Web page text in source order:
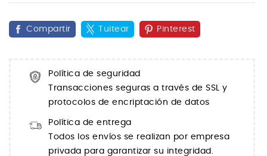
Compartir Tuitear Pinterest
Política de seguridad
Transacciones seguras a través de SSL y
protocolos de encriptación de datos
Política de entrega
Todos los envíos se realizan por empresa
privada para garantizar su integridad.